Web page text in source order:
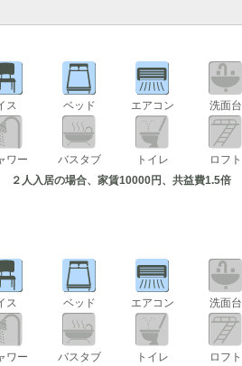
ス ベッド エアコン 洗面台
ワー バスタブ トイレ ロフト
２人入居の場合、家賃10000円、共益費1.5倍
ス ベッド エアコン 洗面台
ワー バスタブ トイレ ロフト